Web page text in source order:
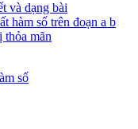
và dạng bài
hàm số trên đoạn a b
thỏa mãn
số